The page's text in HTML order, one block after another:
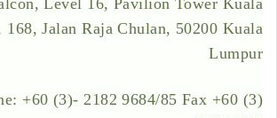
168, Jalan Raja Chulan, 50200 Kuala
Lumpur
+60 (3)- 2182 9684/85 Fax +60 (3)